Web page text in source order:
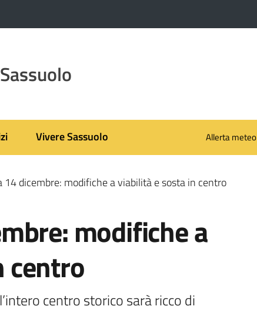
Vivere Sassuolo Allerta meteo
14 dicembre: modifiche a viabilità e sosta in centro
modifiche a
centro
centro storico sarà ricco di